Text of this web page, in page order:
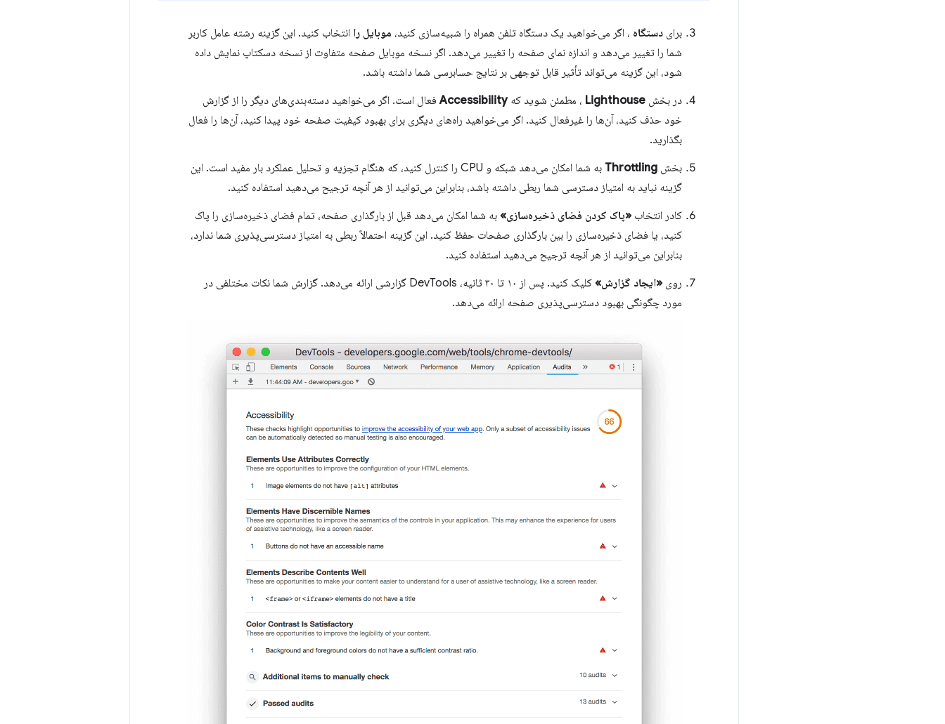
برای دستگاه ، اگر می‌خواهید یک دستگاه تلفن همراه را شبیه‌سازی کنید، موبایل را انتخاب کنید. این گزینه رشته عامل کاربر
شما را تغییر می‌دهد و اندازه نمای صفحه را تغییر می‌دهد. اگر نسخه موبایل صفحه متفاوت از نسخه دسکتاپ نمایش داده
شود، این گزینه می‌تواند تأثیر قابل توجهی بر نتایج حسابرسی شما داشته باشد.
در بخش Lighthouse ، مطمئن شوید کهAccessibilityفعال است. اگر می‌خواهید دسته‌بندی‌های دیگر را از گزارش
خود حذف کنید، آن‌ها را غیرفعال کنید. اگر می‌خواهید راه‌های دیگری برای بهبود کیفیت صفحه خود پیدا کنید، آن‌ها را فعال
بگذارید.
بخش Throttling
به شما امکان می‌دهد شبکه و CPU را کنترل کنید، که هنگام تجزیه و تحلیل عملکرد بار مفید است. این
گزینه نباید به امتیاز دسترسی شما ربطی داشته باشد، بنابراین می‌توانید از هر آنچه ترجیح می‌دهید استفاده کنید.
کادر انتخاب «پاک کردن فضای ذخیره‌سازی» به شما امکان می‌دهد قبل از بارگذاری صفحه، تمام فضای ذخیره‌سازی را پاک
کنید، یا فضای ذخیره‌سازی را بین بارگذاری صفحات حفظ کنید. این گزینه احتمالاً ربطی به امتیاز دسترسی‌پذیری شما ندارد،
بنابراین می‌توانید از هر آنچه ترجیح می‌دهید استفاده کنید.
روی «ایجاد گزارش»
کلیک کنید. پس از ۱۰ تا ۳۰ ثانیه، DevTools گزارشی ارائه می‌دهد. گزارش شما نکات مختلفی در
مورد چگونگی بهبود دسترسی‌پذیری صفحه ارائه می‌دهد.